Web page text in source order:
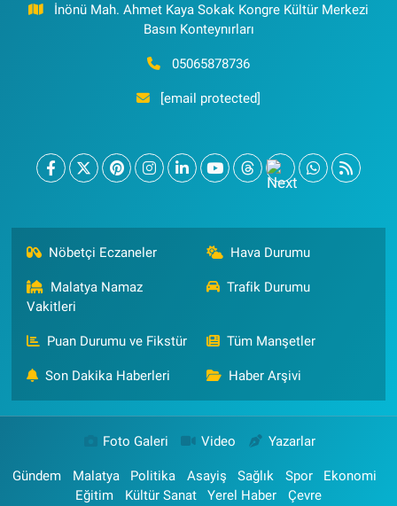
İnönü Mah. Ahmet Kaya Sokak Kongre Kültür Merkezi
Basın Konteynırları
05065878736
[email protected]
Nöbetçi Eczaneler Hava Durumu
Malatya Namaz
Vakitleri
Trafik Durumu
Puan Durumu ve Fikstür Tüm Manşetler
Son Dakika Haberleri Haber Arşivi
Foto Galeri Video Yazarlar
Gündem Malatya Politika Asayiş Sağlık Spor
Ekonomi
Eğitim
Kültür Sanat Yerel Haber Çevre